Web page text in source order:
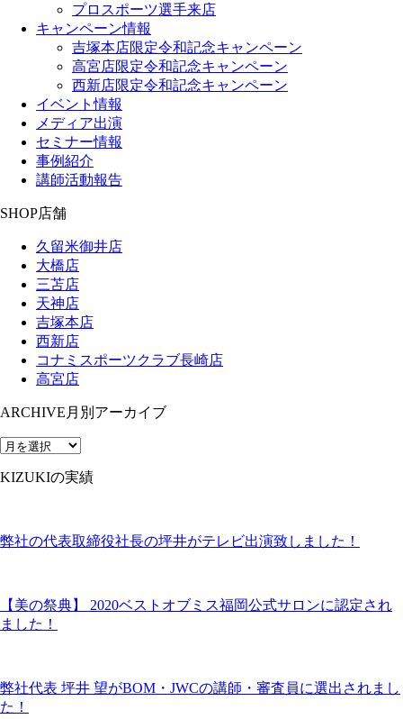
プロスポーツ選手来店
キャンペーン情報
吉塚本店限定令和記念キャンペーン
高宮店限定令和記念キャンペーン
西新店限定令和記念キャンペーン
イベント情報
メディア出演
セミナー情報
事例紹介
講師活動報告
SHOP店舗
久留米御井店
大橋店
三苫店
天神店
吉塚本店
西新店
コナミスポーツクラブ長崎店
高宮店
ARCHIVE 月別アーカイブ
KIZUKIの実績
弊社の代表取締役社長の坪井がテレビ出演致しました！
【美の祭典】 2020ベストオブミス福岡公式サロンに認定され
ました！
弊社代表 坪井 望がBOM・JWCの講師・審査員に選出されまし
た！